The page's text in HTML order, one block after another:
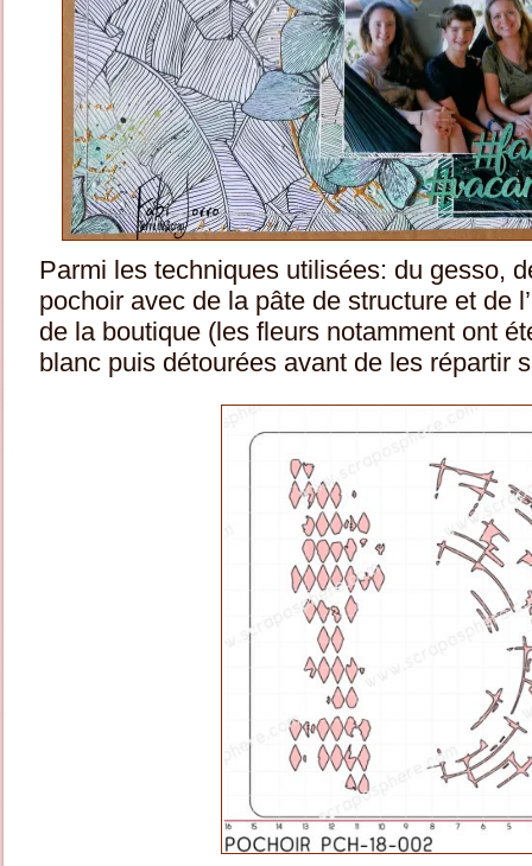
Parmi les techniques utilisées: du gesso,
pochoir avec de la pâte de structure et de
de la boutique (les fleurs notamment ont
blanc puis détourées avant de les répartir